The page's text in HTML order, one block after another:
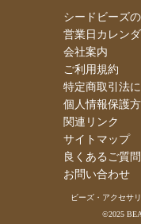
シードビーズ
営業日カレン
会社案内
ご利用規約
特定商取引法
個人情報保護
関連リンク
サイトマップ
良くあるご質問
お問い合わせ
ビーズ・アクセサ
©2025